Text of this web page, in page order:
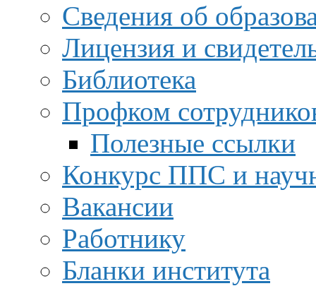
Сведения об
Лицензия и
Библиотека
Профком
Полезные ссылки
Конкурс ППС и
Вакансии
Работнику
Бланки института